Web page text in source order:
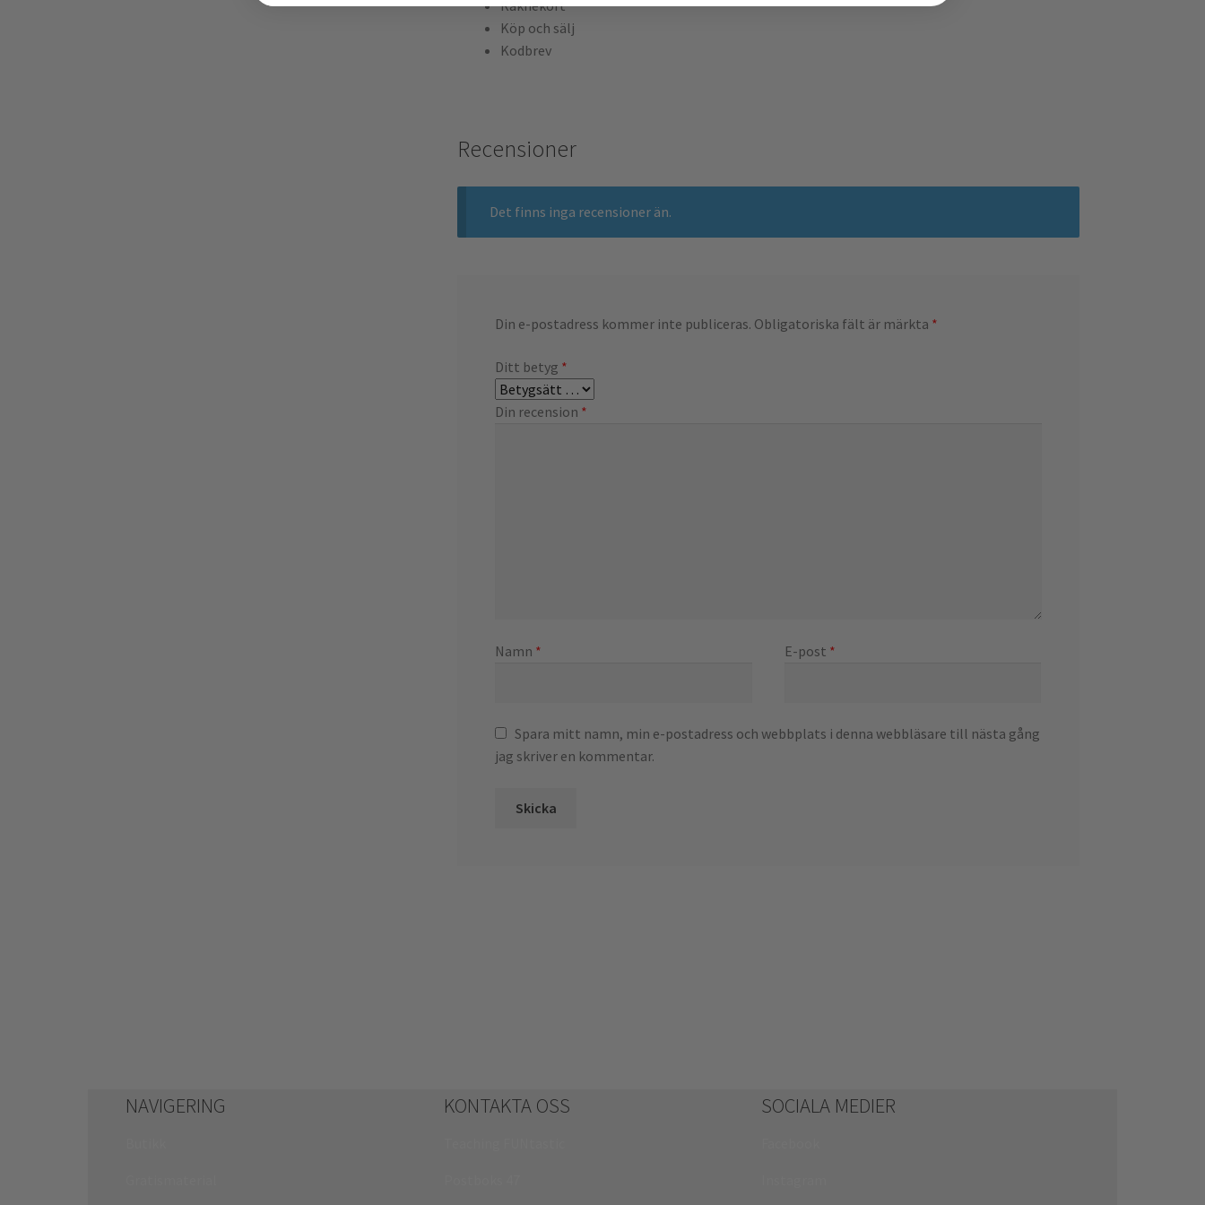
Räknekort
Köp och sälj
Kodbrev
Recensioner
Det finns inga recensioner än.
Din e-postadress kommer inte publiceras. Obligatoriska fält är märkta *
Ditt betyg *
Din recension *
Namn * E-post *
Spara mitt namn, min e-postadress och webbplats i denna webbläsare till nästa gång
jag skriver en kommentar.
NAVIGERING KONTAKTA OSS SOCIALA MEDIER